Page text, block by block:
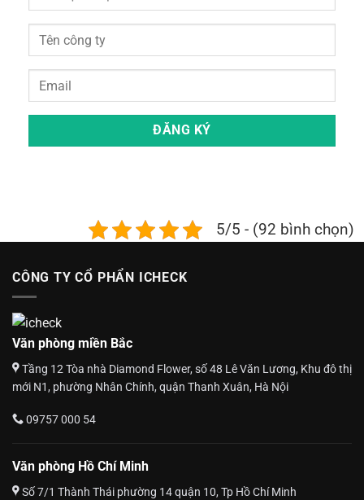
5/5 - (92 bình chọn)
CÔNG TY CỔ PHẨN ICHECK
Văn phòng miền Bắc
Tầng 12 Tòa nhà Diamond Flower, số 48 Lê Văn Lương, Khu đô thị
mới N1, phường Nhân Chính, quận Thanh Xuân, Hà Nội
09757 000 54
Văn phòng Hồ Chí Minh
Số 7/1 Thành Thái phường 14 quận 10, Tp Hồ Chí Minh